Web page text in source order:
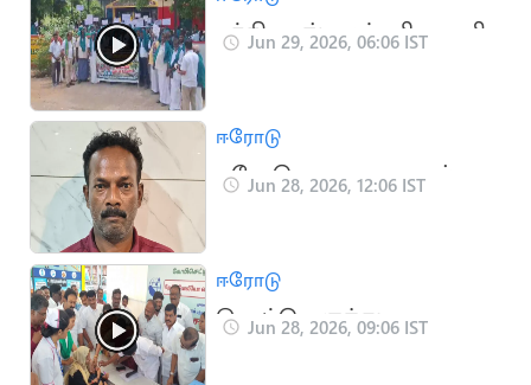
சத்தியமங்கலம்: விவசாயி
விவசாயிகள் ஆர்ப்பாட்டம்
Jun 29, 2026, 06:06 IST
ஈரோடு
ஈரோடு: தகாத உறவால்
கொலை ஒருவர் கைது
Jun 28, 2026, 12:06 IST
ஈரோடு
சொட்டு மருந்து முகாமை
Jun 28, 2026, 09:06 IST